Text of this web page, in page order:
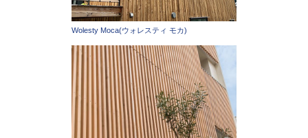
Wolesty Moca(ウォレスティ モカ)